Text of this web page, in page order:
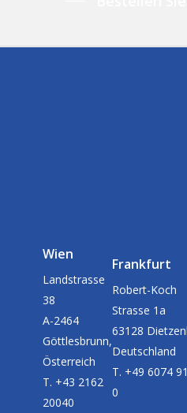
Wien
Landstrasse
38
A-2464
Göttlesbrunn,
Österreich
T. +43 2162
20040
Frankfurt
Robert-Koch
Strasse 1a
63128
Deutschland
T. +49 6074
0